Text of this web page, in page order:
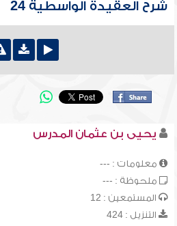
شرح العقيدة الواسطية 24
يحيى بن عثمان المدرس
معلومات : ---
ملحوظة : ---
المستمعين : 12
التنزيل : 424